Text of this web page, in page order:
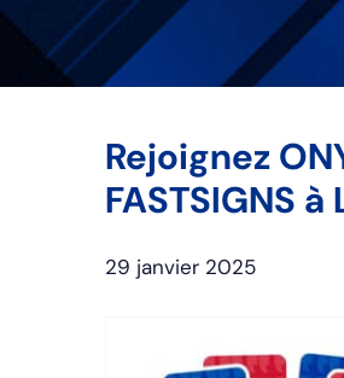
Rejoignez
FASTSIGNS à
29 janvier 2025